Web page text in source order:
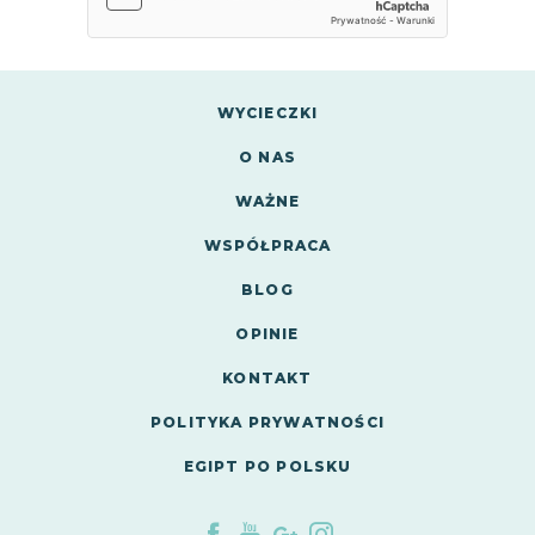
WYCIECZKI
O NAS
WAŻNE
WSPÓŁPRACA
BLOG
OPINIE
KONTAKT
POLITYKA PRYWATNOŚCI
EGIPT PO POLSKU